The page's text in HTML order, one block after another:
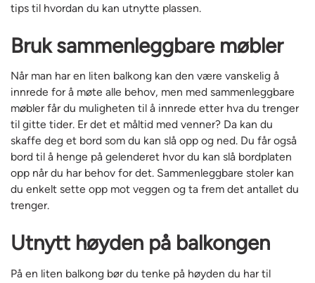
tips til hvordan du kan utnytte plassen.
Bruk sammenleggbare møbler
Når man har en liten balkong kan den være vanskelig å
innrede for å møte alle behov, men med sammenleggbare
møbler får du muligheten til å innrede etter hva du trenger
til gitte tider. Er det et måltid med venner? Da kan du
skaffe deg et bord som du kan slå opp og ned. Du får også
bord til å henge på gelenderet hvor du kan slå bordplaten
opp når du har behov for det. Sammenleggbare stoler kan
du enkelt sette opp mot veggen og ta frem det antallet du
trenger.
Utnytt høyden på balkongen
På en liten balkong bør du tenke på høyden du har til